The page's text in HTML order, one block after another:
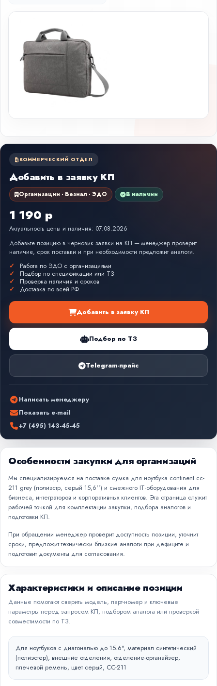
КОММЕРЧЕСКИЙ ОТДЕЛ
Добавить в заявку КП
Организации · Безнал · ЭДО В наличии
1 190 р
Актуальность цены и наличия: 07.08.2026
Добавьте позицию в черновик заявки на КП — менеджер проверит
наличие, срок поставки и при необходимости предложит аналоги.
Работа по ЭДО с организациями
Подбор по спецификации или ТЗ
Проверка наличия и сроков
Доставка по всей РФ
Добавить в заявку КП
Подбор по ТЗ
Telegram-прайс
Написать менеджеру
Показать e-mail
+7 (495) 143-45-45
Особенности закупки для организаций
Мы специализируемся на поставке сумка для ноутбука continent cc-
211 grey (полиэстр, серый 15,6'') и смежного IT-оборудования для
бизнеса, интеграторов и корпоративных клиентов. Эта страница служит
рабочей точкой для комплектации закупки, подбора аналогов и
подготовки КП.
При обращении менеджер проверит доступность позиции, уточнит
сроки, предложит технически близкие аналоги при дефиците и
подготовит документы для согласования.
Характеристики и описание позиции
Данные помогают сверить модель, парт-номер и ключевые
параметры перед запросом КП, подбором аналога или проверкой
совместимости по ТЗ.
Для ноутбуков с диагональю до 15.6", материал синтетический
(полиэстер), внешние отделения, отделение-органайзер,
плечевой ремень, цвет серый, CC-211